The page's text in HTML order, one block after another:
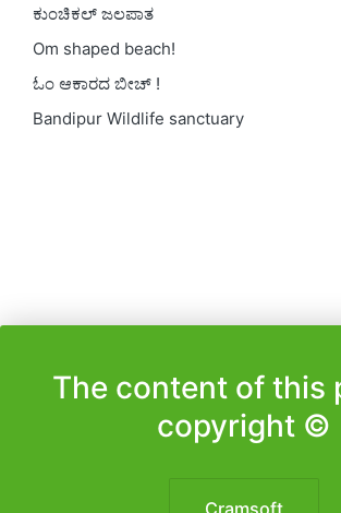
ಕುಂಚಿಕಲ್ ಜಲಪಾತ
Om shaped beach!
ಓಂ ಆಕಾರದ ಬೀಚ್ !
Bandipur Wildlife sanctuary
The content of this
copyright ©️